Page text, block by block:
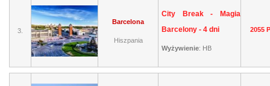
3.
Barcelona
Hiszpania
City Break - Magia
Barcelony - 4 dni
Wyżywienie: HB
2055